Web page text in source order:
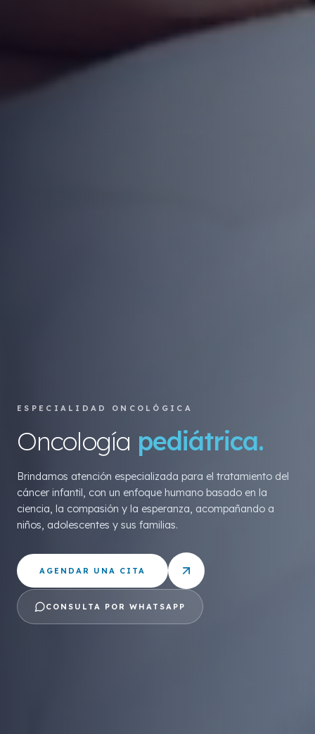
ESPECIALIDAD ONCOLÓGICA
Oncología pediátrica.
Brindamos atención especializada para el tratamiento del
cáncer infantil, con un enfoque humano basado en la
ciencia, la compasión y la esperanza, acompañando a
niños, adolescentes y sus familias.
AGENDAR UNA CITA
CONSULTA POR WHATSAPP